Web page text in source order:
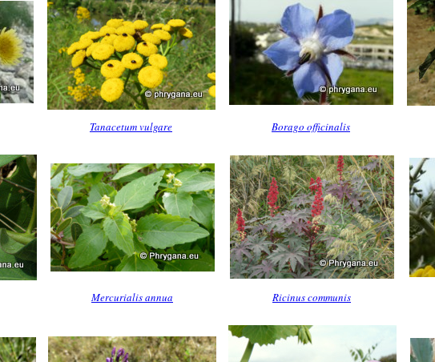
Tanacetum vulgare Borago officinalis
Mercurialis annua Ricinus communis